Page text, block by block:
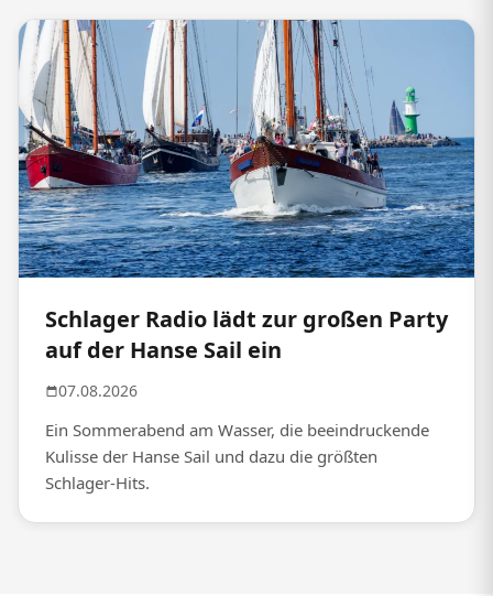
Schlager Radio lädt zur großen Party
auf der Hanse Sail ein
07.08.2026
Ein Sommerabend am Wasser, die beeindruckende
Kulisse der Hanse Sail und dazu die größten
Schlager-Hits.